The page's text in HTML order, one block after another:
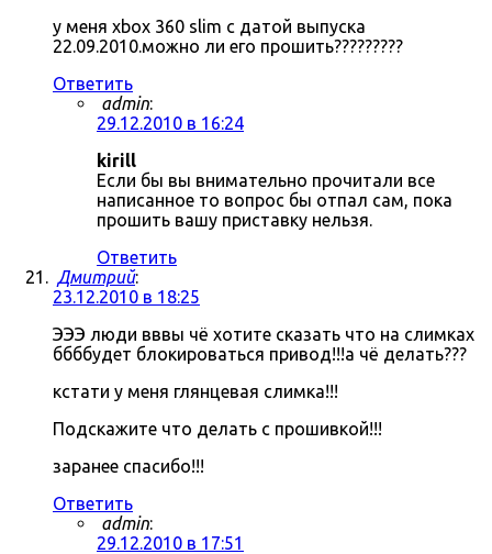
у меня xbox 360 slim с датой выпуска
22.09.2010.можно ли его прошить?????????
Ответить
admin:
29.12.2010 в 16:24
kirill
Если бы вы внимательно прочитали все
написанное то вопрос бы отпал сам, пока
прошить вашу приставку нельзя.
Ответить
Дмитрий:
23.12.2010 в 18:25
ЭЭЭ люди вввы чё хотите сказать что на слимках
ббббудет блокироваться привод!!!а чё делать???
кстати у меня глянцевая слимка!!!
Подскажите что делать с прошивкой!!!
заранее спасибо!!!
Ответить
admin:
29.12.2010 в 17:51